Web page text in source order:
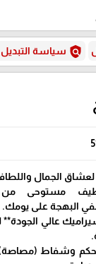
policy سياسة التبديل
الجمال
عالي
وشفاط (مصاصة)